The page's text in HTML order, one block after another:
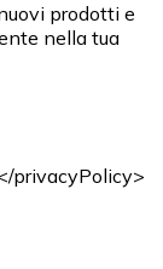
prodotti e
nella tua
privacyPolicy>